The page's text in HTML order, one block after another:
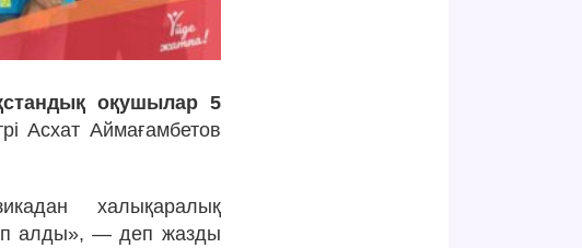
оқушылар 5
Асхат Аймағамбетов
халықаралық
алды», — деп жазды